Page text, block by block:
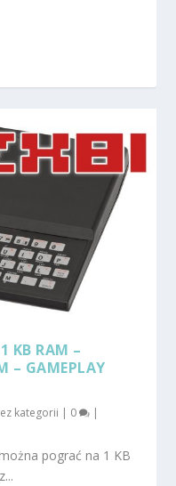
KB RAM –
– GAMEPLAY
kategorii 0
pograć na 1 KB